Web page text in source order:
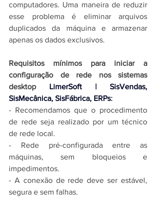
computadores. Uma maneira de reduzir
esse problema é eliminar arquivos
duplicados da máquina e armazenar
apenas os dados exclusivos.
Requisitos mínimos para iniciar a
configuração de rede nos sistemas
desktop
LimerSoft | SisVendas,
SisMecânica, SisFábrica, ERPs:
- Recomendamos que o procedimento
de rede seja realizado por um técnico
de rede local.
- Rede pré-configurada entre as
máquinas, sem bloqueios e
impedimentos.
- A conexão de rede deve ser estável,
segura e sem falhas.